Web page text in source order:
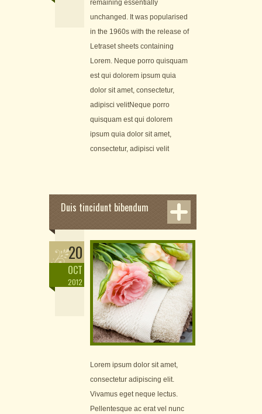
remaining essentially
unchanged. It was popularised
in the 1960s with the release of
Letraset sheets containing
Lorem. Neque porro quisquam
est qui dolorem ipsum quia
dolor sit amet, consectetur,
adipisci velitNeque porro
quisquam est qui dolorem
ipsum quia dolor sit amet,
consectetur, adipisci velit
Duis tincidunt bibendum
20
OCT
2012
Lorem ipsum dolor sit amet,
consectetur adipiscing elit.
Vivamus eget neque lectus.
Pellentesque ac erat vel nunc